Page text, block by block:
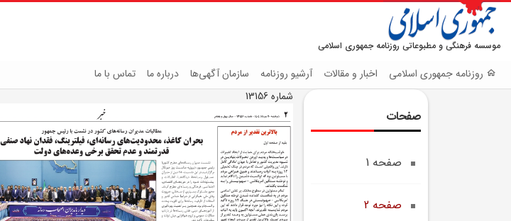
موسسه فرهنگی و مطبوعاتی روزنامه جمهوری اسلامی
روزنامه جمهوری اسلامی اخبار و مقالات آرشیو روزنامه سازمان آگهی‌ها درباره ما تماس با ما
صفحات
صفحه 1
صفحه 2
شماره 13156